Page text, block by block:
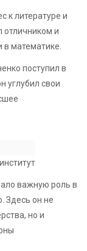
к литературе и
отличником и
в математике.
поступил в
углубил свои
важную роль в
Здесь он не
но и